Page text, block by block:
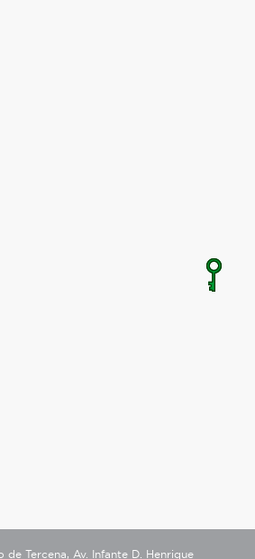
de Tercena, Av. Infante D. Henrique